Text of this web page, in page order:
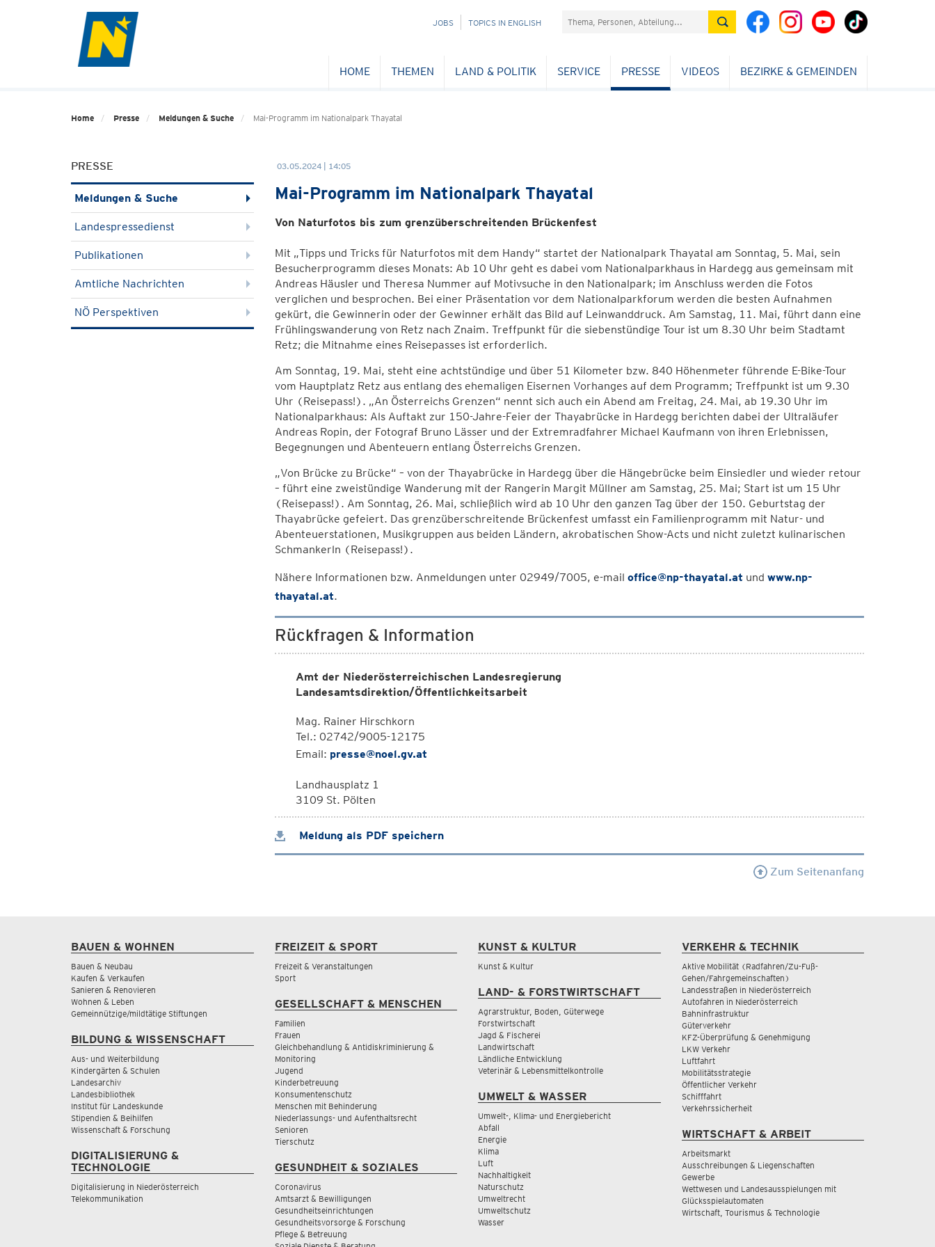
NAVIGATION
JOBS TOPICS IN ENGLISH Suchefeld
HOME THEMEN LAND & POLITIK SERVICE PRESSE VIDEOS BEZIRKE & GEMEINDEN
Home Presse Meldungen & Suche Mai-Programm im Nationalpark Thayatal
PRESSE
Meldungen & Suche
Landespressedienst
Publikationen
Amtliche Nachrichten
NÖ Perspektiven
03.05.2024 | 14:05
Mai-Programm im Nationalpark Thayatal
Von Naturfotos bis zum grenzüberschreitenden Brückenfest
Mit „Tipps und Tricks für Naturfotos mit dem Handy“ startet der Nationalpark Thayatal am Sonntag, 5. Mai, sein
Besucherprogramm dieses Monats: Ab 10 Uhr geht es dabei vom Nationalparkhaus in Hardegg aus gemeinsam mit
Andreas Häusler und Theresa Nummer auf Motivsuche in den Nationalpark; im Anschluss werden die Fotos
verglichen und besprochen. Bei einer Präsentation vor dem Nationalparkforum werden die besten Aufnahmen
gekürt, die Gewinnerin oder der Gewinner erhält das Bild auf Leinwanddruck. Am Samstag, 11. Mai, führt dann eine
Frühlingswanderung von Retz nach Znaim. Treffpunkt für die siebenstündige Tour ist um 8.30 Uhr beim Stadtamt
Retz; die Mitnahme eines Reisepasses ist erforderlich.
Am Sonntag, 19. Mai, steht eine achtstündige und über 51 Kilometer bzw. 840 Höhenmeter führende E-Bike-Tour
vom Hauptplatz Retz aus entlang des ehemaligen Eisernen Vorhanges auf dem Programm; Treffpunkt ist um 9.30
Uhr (Reisepass!). „An Österreichs Grenzen“ nennt sich auch ein Abend am Freitag, 24. Mai, ab 19.30 Uhr im
Nationalparkhaus: Als Auftakt zur 150-Jahre-Feier der Thayabrücke in Hardegg berichten dabei der Ultraläufer
Andreas Ropin, der Fotograf Bruno Lässer und der Extremradfahrer Michael Kaufmann von ihren Erlebnissen,
Begegnungen und Abenteuern entlang Österreichs Grenzen.
„Von Brücke zu Brücke“ – von der Thayabrücke in Hardegg über die Hängebrücke beim Einsiedler und wieder retour
– führt eine zweistündige Wanderung mit der Rangerin Margit Müllner am Samstag, 25. Mai; Start ist um 15 Uhr
(Reisepass!). Am Sonntag, 26. Mai, schließlich wird ab 10 Uhr den ganzen Tag über der 150. Geburtstag der
Thayabrücke gefeiert. Das grenzüberschreitende Brückenfest umfasst ein Familienprogramm mit Natur- und
Abenteuerstationen, Musikgruppen aus beiden Ländern, akrobatischen Show-Acts und nicht zuletzt kulinarischen
Schmankerln (Reisepass!).
Nähere Informationen bzw. Anmeldungen unter 02949/7005, e-mail office@np-thayatal.at und www.np-
thayatal.at.
Rückfragen & Information
Amt der Niederösterreichischen Landesregierung
Landesamtsdirektion/Öffentlichkeitsarbeit
Mag. Rainer Hirschkorn
Tel.: 02742/9005-12175
Email: presse@noel.gv.at
Landhausplatz 1
3109 St. Pölten
Meldung als PDF speichern
Zum Seitenanfang
BAUEN & WOHNEN
Bauen & Neubau
Kaufen & Verkaufen
Sanieren & Renovieren
Wohnen & Leben
Gemeinnützige/mildtätige Stiftungen
BILDUNG & WISSENSCHAFT
Aus- und Weiterbildung
Kindergärten & Schulen
Landesarchiv
Landesbibliothek
Institut für Landeskunde
Stipendien & Beihilfen
Wissenschaft & Forschung
DIGITALISIERUNG &
TECHNOLOGIE
Digitalisierung in Niederösterreich
Telekommunikation
FREIZEIT & SPORT
Freizeit & Veranstaltungen
Sport
GESELLSCHAFT & MENSCHEN
Familien
Frauen
Gleichbehandlung & Antidiskriminierung &
Monitoring
Jugend
Kinderbetreuung
Konsumentenschutz
Menschen mit Behinderung
Niederlassungs- und Aufenthaltsrecht
Senioren
Tierschutz
GESUNDHEIT & SOZIALES
Coronavirus
Amtsarzt & Bewilligungen
Gesundheitseinrichtungen
Gesundheitsvorsorge & Forschung
Pflege & Betreuung
KUNST & KULTUR
Kunst & Kultur
LAND- & FORSTWIRTSCHAFT
Agrarstruktur, Boden, Güterwege
Forstwirtschaft
Jagd & Fischerei
Landwirtschaft
Ländliche Entwicklung
Veterinär & Lebensmittelkontrolle
UMWELT & WASSER
Umwelt-, Klima- und Energiebericht
Abfall
Energie
Klima
Luft
Nachhaltigkeit
Naturschutz
Umweltrecht
Umweltschutz
Wasser
VERKEHR & TECHNIK
Aktive Mobilität (Radfahren/Zu-Fuß-
Gehen/Fahrgemeinschaften)
Landesstraßen in Niederösterreich
Autofahren in Niederösterreich
Bahninfrastruktur
Güterverkehr
KFZ-Überprüfung & Genehmigung
LKW Verkehr
Luftfahrt
Mobilitätsstrategie
Öffentlicher Verkehr
Schifffahrt
Verkehrssicherheit
WIRTSCHAFT & ARBEIT
Arbeitsmarkt
Ausschreibungen & Liegenschaften
Gewerbe
Wettwesen und Landesausspielungen mit
Glücksspielautomaten
Wirtschaft, Tourismus & Technologie